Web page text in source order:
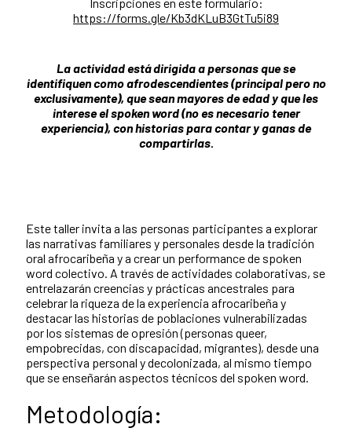
https://forms.gle/Kb3dKLuB3GtTu5i89
La actividad está dirigida a personas quese
identifiquen como afrodescendientes (principal pero no
exclusivamente), que sean mayores de edad y que les
interese el spoken word (no es necesario tener
experiencia), con historias para contar y ganas de
compartirlas.
Este taller invita a las personas participantes a explorar
las narrativas familiares y personales desde la tradición
oral afrocaribeña y a crear un performance de spoken
word colectivo. A través de actividades colaborativas, se
entrelazarán creencias y prácticas ancestrales para
celebrar la riqueza de la experiencia afrocaribeña y
destacar las historias de poblaciones vulnerabilizadas
por los sistemas de opresión (personas queer,
empobrecidas, con discapacidad, migrantes), desde una
perspectiva personal y decolonizada, al mismo tiempo
que se enseñarán aspectos técnicos del spoken word.
Metodología: